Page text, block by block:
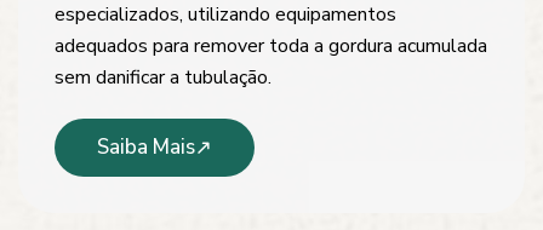
especializados, utilizando equipamentos
adequados para remover toda a gordura acumulada
sem danificar a tubulação.
Saiba Mais